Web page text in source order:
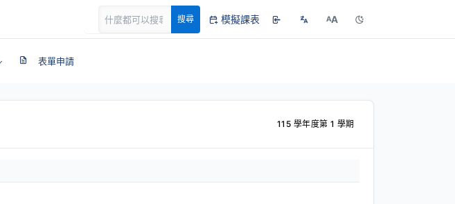
搜尋 模擬課表 AA
表單申請
115 學年度第 1 學期